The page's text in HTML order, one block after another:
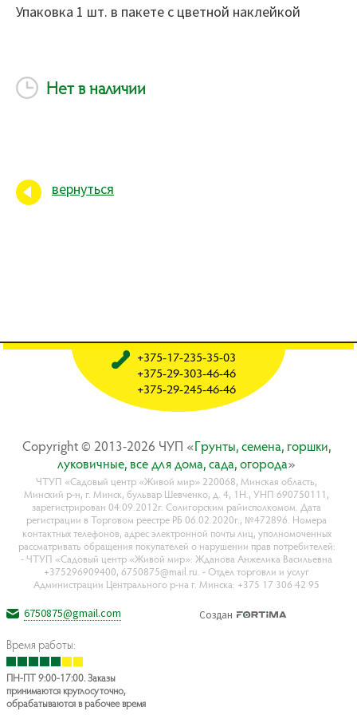
Упаковка 1 шт. в пакете с цветной наклейкой
Нет в наличии
вернуться
Copyright © 2013-2026 ЧУП «Гpyнты, ceмeнa, гopшки,
лyкoвичныe, вce для дoмa, caдa, oгopoдa»
ЧТУП «Садовый центр «Живой мир» 220068, Минская область,
Минский р-н, г. Минск, бульвар Шевченко, д. 4, 1Н., УНП 690750111,
зарегистрирован 04.09.2012г. Солигорским райисполкомом. Дата
регистрации в Торговом реестре РБ 06.02.2020г., №472896. Номера
контактных телефонов, адрес электронной почты лиц, уполномоченных
рассматривать обращения покупателей о нарушении прав потребителей:
- ЧТУП «Садовый центр «Живой мир»: Жданова Анжелика Васильевна
+375296909400, 6750875@mail.ru. - Отдел торговли и услуг
Администрации Центрального р-на г. Минска: +375 17 306 42 95
+375-17-235-35-03
+375-29-303-46-46
+375-29-245-46-46
6750875@gmail.com
Время работы:
ПН-ПТ 9:00-17:00. Заказы
принимаются круглосуточно,
обрабатываются в рабочее время
Создан